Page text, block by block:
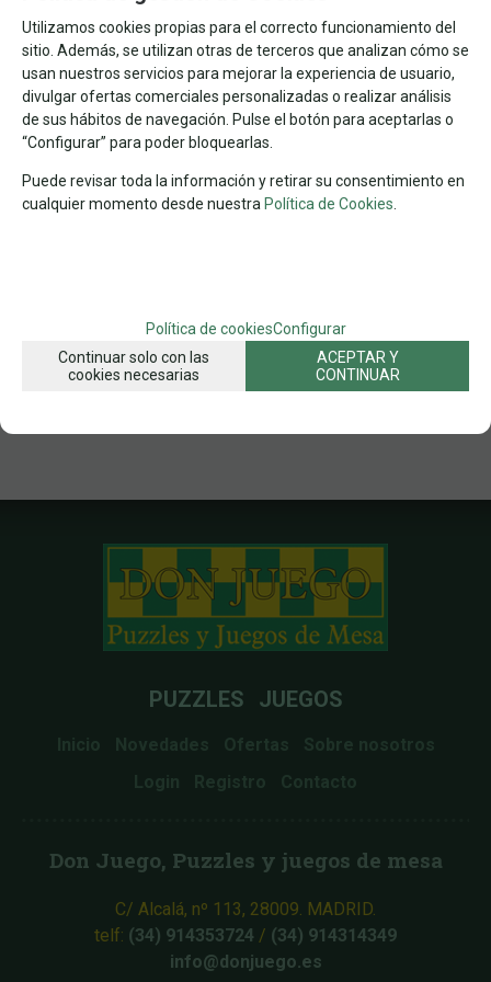
1000 MARCA CHERRY PAZZI TEMA COCINA
FAMILIAS RELACIONADAS
PUZZLES POR Nº DE PIEZAS
1.000 PZAS
FECHA DE LANZAMIENTO
Miércoles, 13 Mayo 2026
PUZZLES JUEGOS
Inicio Novedades Ofertas
Sobre nosotros
Login
Registro Contacto
Don Juego, Puzzles y juegos de mesa
C/ Alcalá, nº 113, 28009. MADRID.
telf: (34) 914353724 / (34) 914314349
info@donjuego.es
Utilizamos cookies propias para el correcto funcionamiento del
sitio. Además, se utilizan otras de terceros que analizan cómo se
usan nuestros servicios para mejorar la experiencia de usuario,
divulgar ofertas comerciales personalizadas o realizar análisis
de sus hábitos de navegación. Pulse el botón para aceptarlas o
“Configurar” para poder bloquearlas.
Puede revisar toda la información y retirar su consentimiento en
cualquier momento desde nuestra Política de Cookies
Política de cookiesConfigurar
Continuar solo con las
cookies necesarias
ACEPTAR Y
CONTINUAR